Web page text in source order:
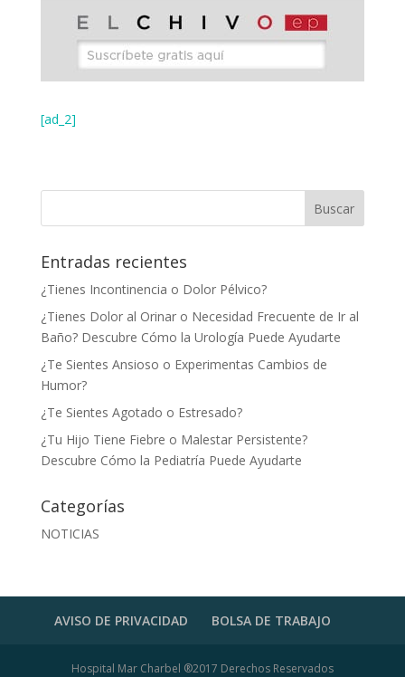
[ad_2]
Entradas recientes
¿Tienes Incontinencia o Dolor Pélvico?
¿Tienes Dolor al Orinar o Necesidad Frecuente de Ir al
Baño? Descubre Cómo la Urología Puede Ayudarte
¿Te Sientes Ansioso o Experimentas Cambios de
Humor?
¿Te Sientes Agotado o Estresado?
¿Tu Hijo Tiene Fiebre o Malestar Persistente?
Descubre Cómo la Pediatría Puede Ayudarte
Categorías
NOTICIAS
AVISO DE PRIVACIDAD BOLSA DE TRABAJO
Hospital Mar Charbel ®2017 Derechos Reservados